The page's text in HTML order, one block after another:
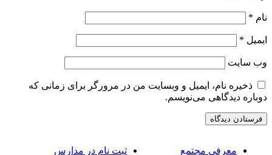
*
*
سایت
ذخیره نام، ایمیل و وبسایت من در مرورگر برای زمانی که
دیدگاهی می‌نویسم.
معرفی مجتمع
ثبت نام در مدارس